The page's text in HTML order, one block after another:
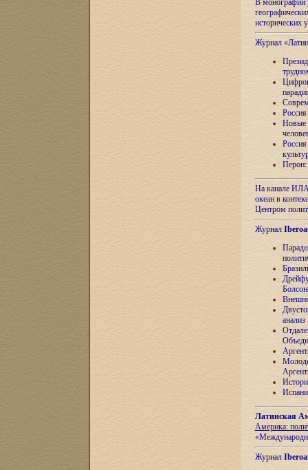
В монографии
исторических
Журнал
Новые
Перон:
На канале
океан в
Центром
Журнал
анализ
Латинская
Америка:
Журнал